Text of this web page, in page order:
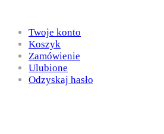
for
God
Design
Twoje konto
Koszyk
Zamówienie
Ulubione
Odzyskaj hasło